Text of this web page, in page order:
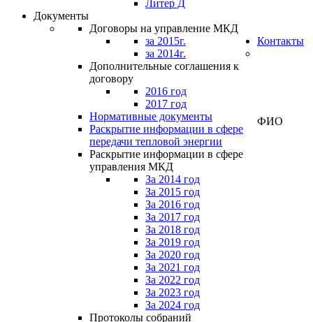
Литер Д
Документы
Договоры на управление МКД
за 2015г.
за 2014г.
Дополнительные соглашения к
договору
2016 год
2017 год
Нормативные документы
Раскрытие информации в сфере
передачи тепловой энергии
Раскрытие информации в сфере
управления МКД
За 2014 год
За 2015 год
За 2016 год
За 2017 год
За 2018 год
За 2019 год
За 2020 год
За 2021 год
За 2022 год
За 2023 год
За 2024 год
Протоколы собраний
Контакты
ФИО